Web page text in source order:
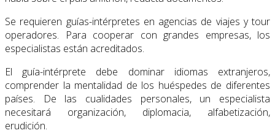
Se requieren guías-intérpretes en agencias de viajes y tour
operadores. Para cooperar con grandes empresas, los
especialistas están acreditados.
El guía-intérprete debe dominar idiomas extranjeros,
comprender la mentalidad de los huéspedes de diferentes
países. De las cualidades personales, un especialista
necesitará organización, diplomacia, alfabetización,
erudición.